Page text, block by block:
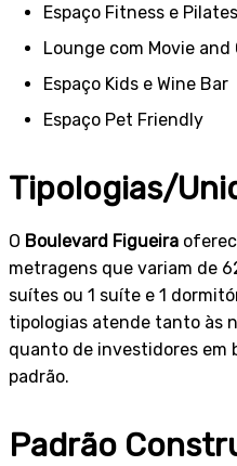
Espaço Fitness e Pilates
Lounge com Movie and
Espaço Kids e Wine Bar
Espaço Pet Friendly
Tipologias/
O Boulevard Figueira
metragens que variam de
suítes ou 1 suíte e 1
tipologias atende tanto às
quanto de investidores em
padrão.
Padrão